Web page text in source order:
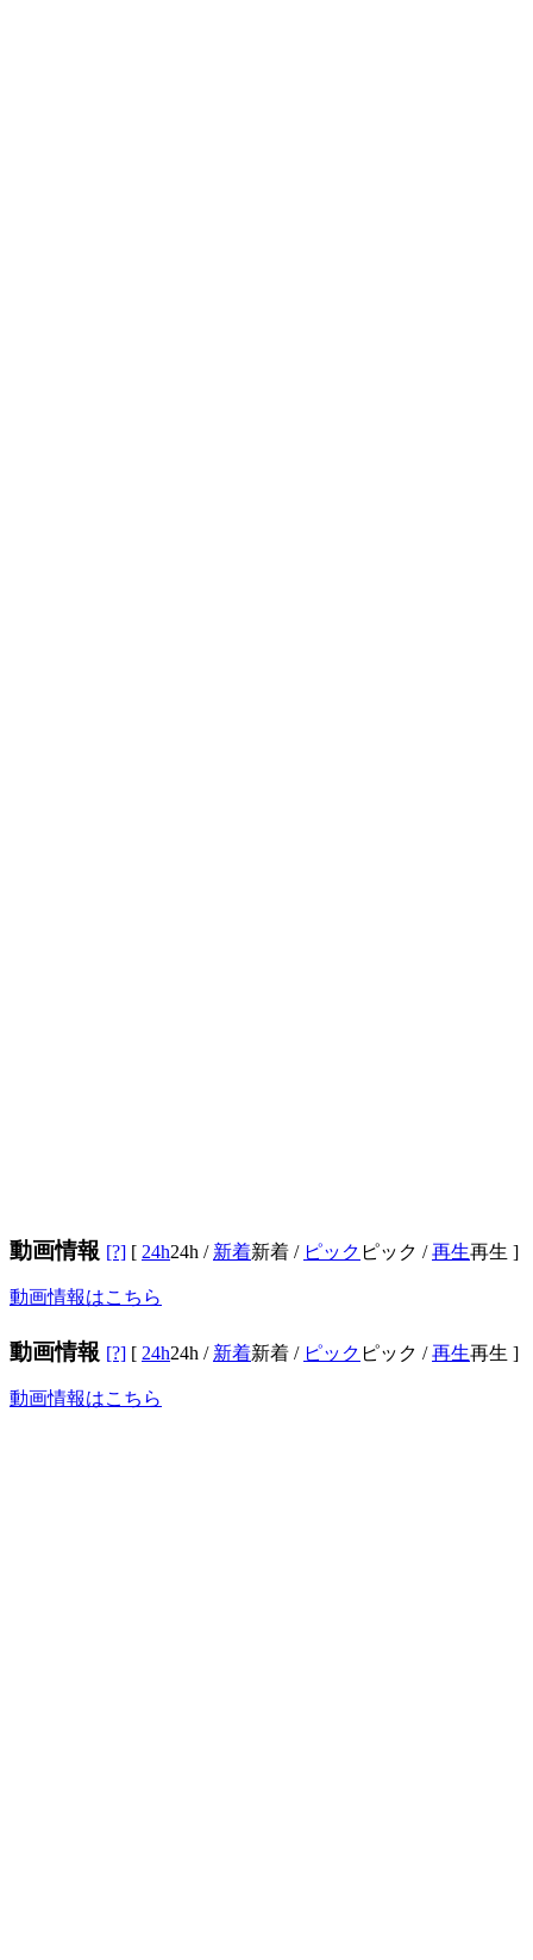
動画情報 [?] [ 24h24h / 新着新着 / ピック ピック /再生再生 ]
動画情報はこちら
動画情報 [?] [ 24h24h / 新着新着 / ピック ピック /再生再生 ]
動画情報はこちら